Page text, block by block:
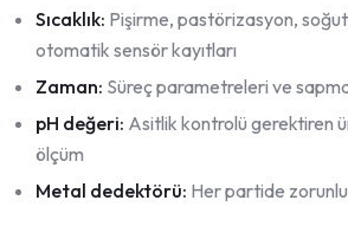
Sıcaklık: Pişirme, pastörizasyon,
otomatik sensör kayıtları
Zaman: Süreç parametreleri ve
pH değeri: Asitlik kontrolü gerektiren
ölçüm
Metal dedektörü: Her partide